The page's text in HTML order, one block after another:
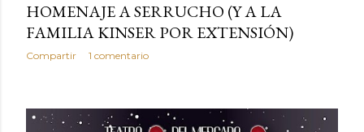
HOMENAJE A SERRUCHO (Y A LA
FAMILIA KINSER POR EXTENSIÓN)
Compartir 1 comentario